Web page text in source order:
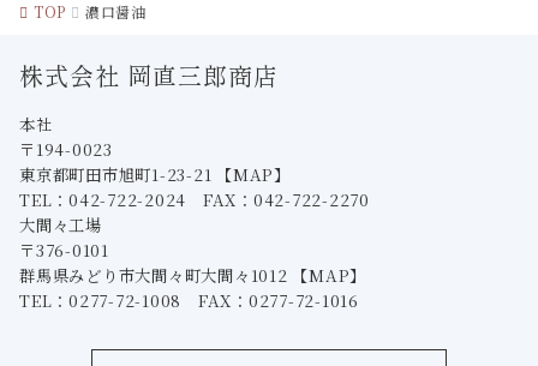
TOP 濃口醤油
株式会社 岡直三郎商店
本社
〒194-0023
東京都町田市旭町1-23-21
【MAP】
TEL：042-722-2024 FAX：042-722-2270
大間々工場
〒376-0101
群馬県みどり市大間々町大間々1012
【MAP】
TEL：0277-72-1008 FAX：0277-72-1016